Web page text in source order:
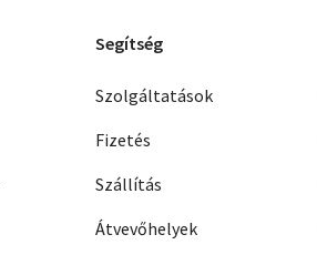
Segítség
Szolgáltatások
Fizetés
Szállítás
Átvevőhelyek